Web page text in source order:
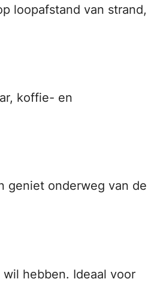
loopafstand van strand,
koffie- en
geniet onderweg van de
hebben. Ideaal voor